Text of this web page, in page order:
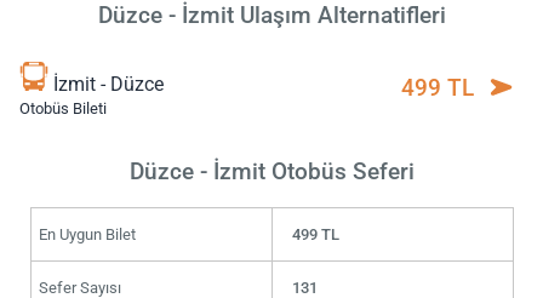
Düzce - İzmit Ulaşım Alternatifleri
İzmit - Düzce
Otobüs Bileti
499 TL
Düzce - İzmit Otobüs Seferi
En Uygun Bilet 499 TL
Sefer Sayısı 131